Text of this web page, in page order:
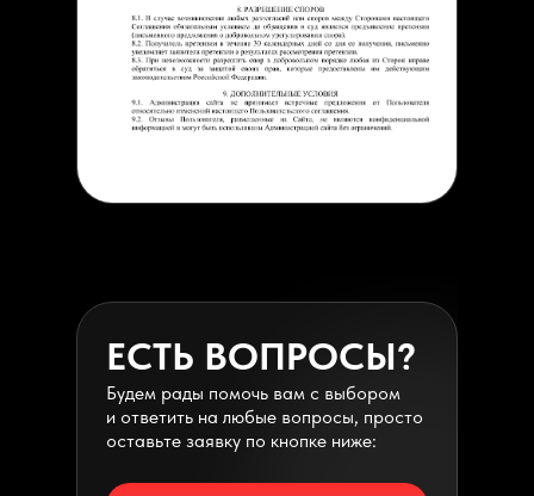
ЕСТЬ ВОПРОСЫ?
Будем рады помочь вам с выбором
и ответить на любые вопросы, просто
оставьте заявку по кнопке ниже: